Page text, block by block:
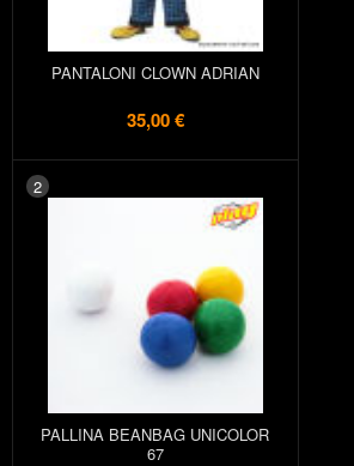
PANTALONI CLOWN ADRIAN
35,00 €
2
PALLINA BEANBAG UNICOLOR
67